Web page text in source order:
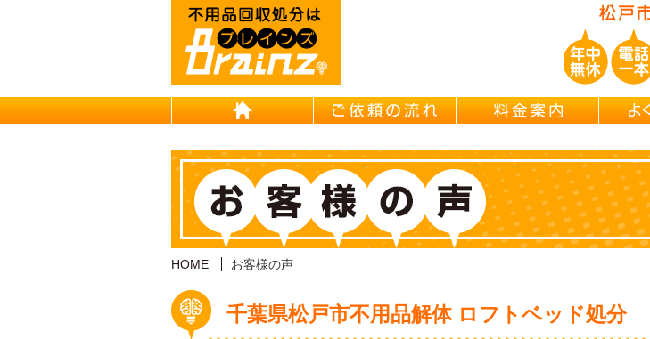
HOME ご依頼の流れ 料金案内
HOME お客様の声
千葉県松戸市不用品解体 ロフトベッド処分